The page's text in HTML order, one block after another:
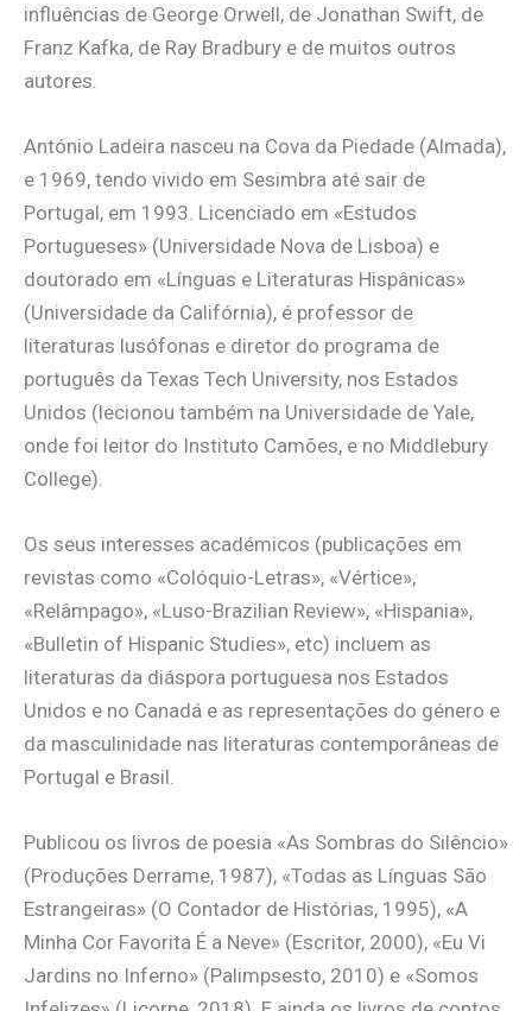
influências de George Orwell, de Jonathan Swift, de
Franz Kafka, de Ray Bradbury e de muitos outros
autores.
António Ladeira nasceu na Cova da Piedade (Almada),
e 1969, tendo vivido em Sesimbra até sair de
Portugal, em 1993. Licenciado em «Estudos
Portugueses» (Universidade Nova de Lisboa) e
doutorado em «Línguas e Literaturas Hispânicas»
(Universidade da Califórnia), é professor de
literaturas lusófonas e diretor do programa de
português da Texas Tech University, nos Estados
Unidos (lecionou também na Universidade de Yale,
onde foi leitor do Instituto Camões, e no Middlebury
College).
Os seus interesses académicos (publicações em
revistas como «Colóquio-Letras», «Vértice»,
«Relâmpago», «Luso-Brazilian Review», «Hispania»,
«Bulletin of Hispanic Studies», etc) incluem as
literaturas da diáspora portuguesa nos Estados
Unidos e no Canadá e as representações do género e
da masculinidade nas literaturas contemporâneas de
Portugal e Brasil.
Publicou os livros de poesia «As Sombras do Silêncio»
(Produções Derrame, 1987), «Todas as Línguas São
Estrangeiras» (O Contador de Histórias, 1995), «A
Minha Cor Favorita É a Neve» (Escritor, 2000), «Eu Vi
Jardins no Inferno» (Palimpsesto, 2010) e «Somos